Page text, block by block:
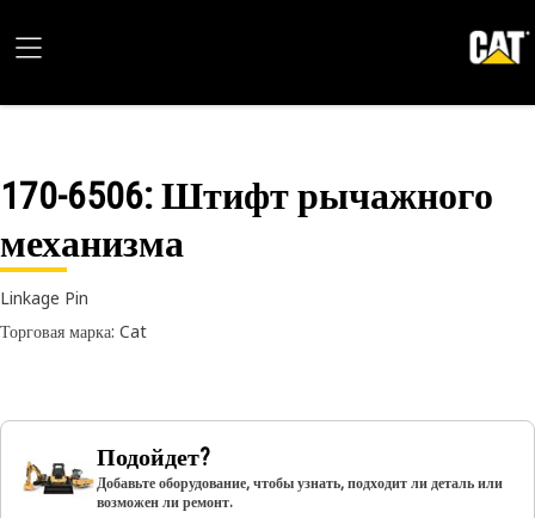
170-6506: Штифт рычажного
механизма
Linkage Pin
Торговая марка: Cat
Подойдет?
Добавьте оборудование, чтобы узнать, подходит ли деталь или
возможен ли ремонт.